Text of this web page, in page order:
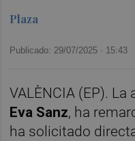
Plaza
Publicado: 29/07/2025 · 15:43
VALÈNCIA (EP). La
Eva Sanz, ha
ha solicitado